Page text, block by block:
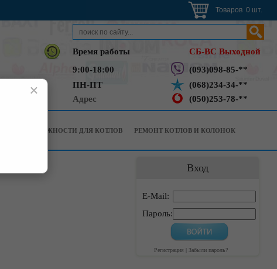
Товаров 0 шт.
Время работы
СБ-ВС Выходной
9:00-18:00
(093)098-85-**
ПН-ПТ
(068)234-34-**
Адрес
(050)253-78-**
ПРИНАДЛЕЖНОСТИ ДЛЯ КОТЛОВ РЕМОНТ КОТЛОВ И КОЛОНОК
Вход
E-Mail:
Пароль:
Регистрация Забыли пароль?
×